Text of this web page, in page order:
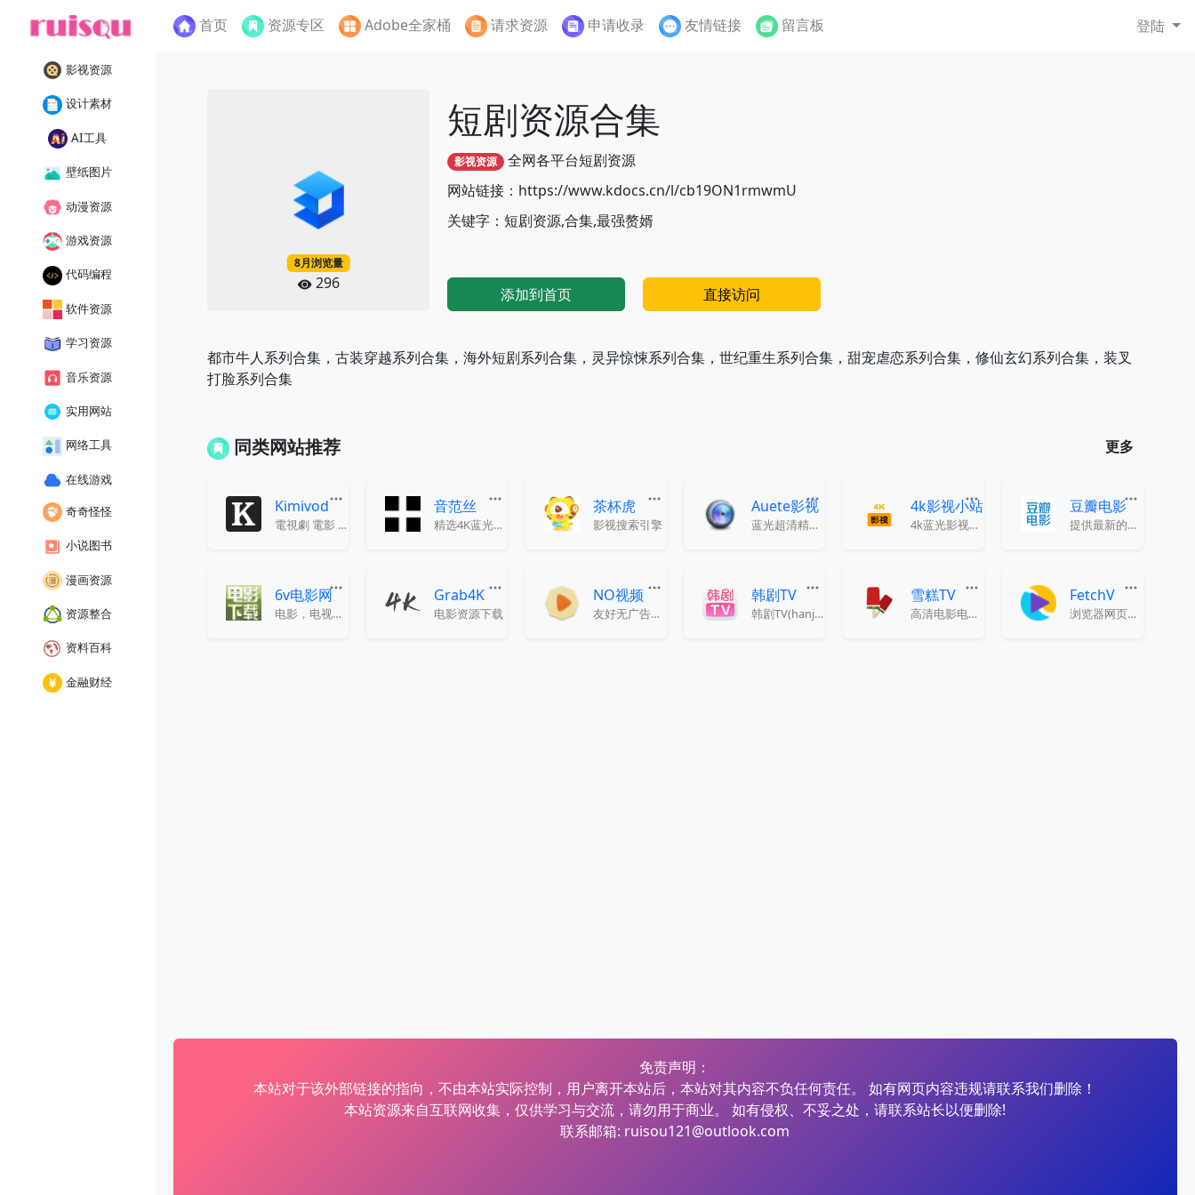
首页 资源专区 Adobe全家桶 请求资源 申请收录 友情链接 留言板 登陆
影视资源
设计素材
AI工具
壁纸图片
动漫资源
游戏资源
代码编程
软件资源
学习资源
音乐资源
实用网站
网络工具
在线游戏
奇奇怪怪
小说图书
漫画资源
资源整合
资料百科
金融财经
8月浏览量
296
短剧资源合集
影视资源 全网各平台短剧资源
网站链接：https://www.kdocs.cn/l/cb19ON1rmwmU
关键字：短剧资源,合集,最强赘婿
添加到首页 直接访问
都市牛人系列合集，古装穿越系列合集，海外短剧系列合集，灵异惊悚系列合集，世纪重生系列合集，甜宠虐恋系列合集，修仙玄幻系列合集，装叉
打脸系列合集
同类网站推荐 更多
Kimivod
電視劇 電影 動漫 綜藝 線上看
音范丝
精选4K蓝光原盘下载,顶级收藏
茶杯虎
影视搜索引擎
Auete影视
蓝光超清精品影视在线
4k影视小站
4k蓝光影视下载
豆瓣电影
提供最新的电影介绍及评论
6v电影网
电影，电视剧下载，迅雷下载
Grab4K
电影资源下载
NO视频
友好无广告，致力于最轻松的追剧体验
韩剧TV
韩剧TV(hanju2.tv)提供2026年最新最热韩剧在线观看，实时更新热播韩剧排行榜。
雪糕TV
高清电影电视剧综艺极速在线观看
FetchV
浏览器网页视频下载插件
免责声明：
本站对于该外部链接的指向，不由本站实际控制，用户离开本站后，本站对其内容不负任何责任。 如有网页内容违规请联系我们删除！
本站资源来自互联网收集，仅供学习与交流，请勿用于商业。 如有侵权、不妥之处，请联系站长以便删除!
联系邮箱: ruisou121@outlook.com